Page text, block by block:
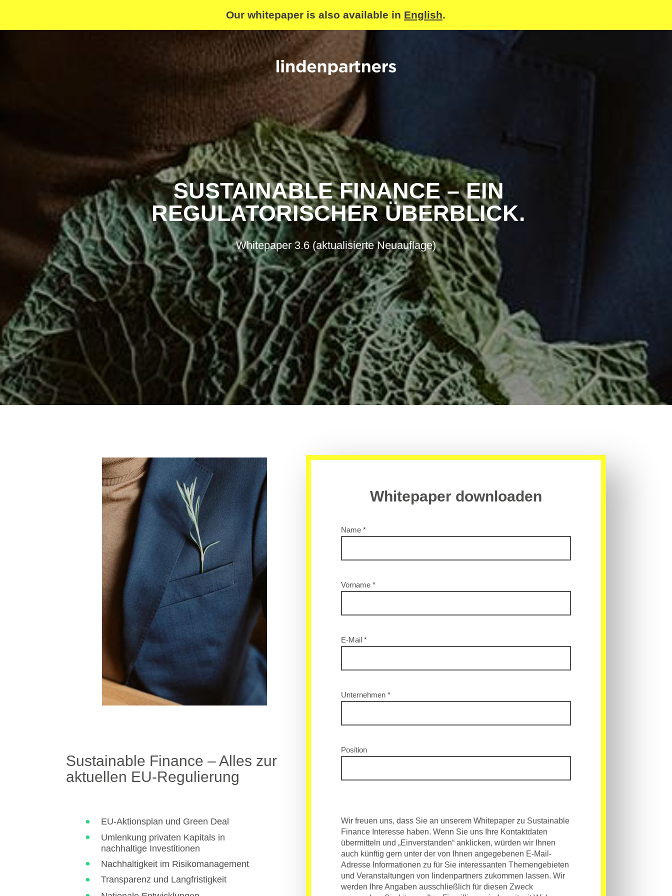
SUSTAINABLE FINANCE – EIN
REGULATORISCHER ÜBERBLICK.
Whitepaper 3.6 (aktualisierte Neuauflage)
Sustainable Finance – Alles zur
aktuellen EU-Regulierung
EU-Aktionsplan und Green Deal
Umlenkung privaten Kapitals in
nachhaltige Investitionen
Name *
Vorname *
E-Mail *
Unternehmen *
Position
Whitepaper downloaden
Wir freuen uns, dass Sie an unserem Whitepaper zu Sustainable
Finance Interesse haben. Wenn Sie uns Ihre Kontaktdaten
übermitteln und „Einverstanden“ anklicken, würden wir Ihnen
auch künftig gern unter der von Ihnen angegebenen E-Mail-
Adresse Informationen zu für Sie interessanten Themengebieten
und Veranstaltungen von lindenpartners zukommen lassen. Wir
werden Ihre Angaben ausschließlich für diesen Zweck
Nachhaltigkeit im Risikomanagement
Transparenz und Langfristigkeit
Our whitepaper is also available in English.